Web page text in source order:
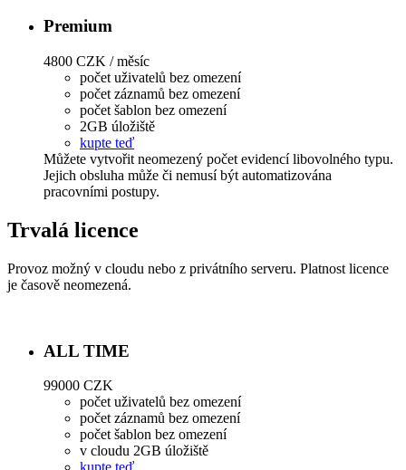
Premium
4800 CZK / měsíc
počet uživatelů bez omezení
počet záznamů bez omezení
počet šablon bez omezení
2GB úložiště
kupte teď
Můžete vytvořit neomezený počet evidencí libovolného typu.
Jejich obsluha může či nemusí být automatizována
pracovními postupy.
Trvalá licence
Provoz možný v cloudu nebo z privátního serveru. Platnost licence
je časově neomezená.
ALL TIME
99000 CZK
počet uživatelů bez omezení
počet záznamů bez omezení
počet šablon bez omezení
v cloudu 2GB úložiště